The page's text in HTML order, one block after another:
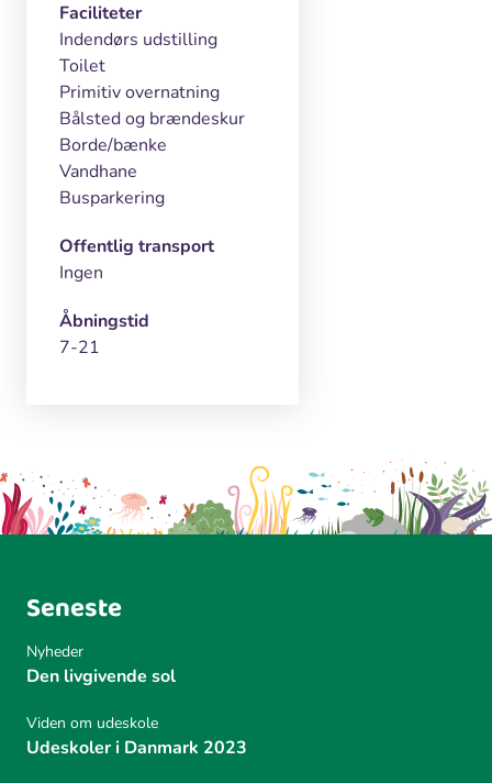
Faciliteter
Indendørs udstilling
Toilet
Primitiv overnatning
Bålsted og brændeskur
Borde/bænke
Vandhane
Busparkering
Offentlig transport
Ingen
Åbningstid
7-21
Seneste
Nyheder
Den livgivende sol
Viden om udeskole
Udeskoler i Danmark 2023